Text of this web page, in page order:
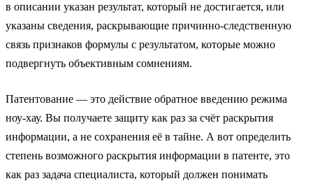
в описании указан результат, который не достигается, или
указаны сведения, раскрывающие причинно-следственную
связь признаков формулы с результатом, которые можно
подвергнуть объективным сомнениям.
Патентование — это действие обратное введению режима
ноу-хау. Вы получаете защиту как раз за счёт раскрытия
информации, а не сохранения её в тайне. А вот определить
степень возможного раскрытия информации в патенте, это
как раз задача специалиста, который должен понимать